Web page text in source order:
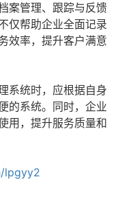
案管理、跟踪与反馈
仅帮助企业全面记录
效率，提升客户满意
系统时，应根据自身
的系统。同时，企业
用，提升服务质量和
lpgyy2